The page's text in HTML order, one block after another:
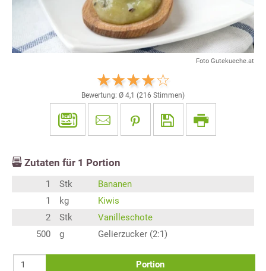
Foto Gutekueche.at
Bewertung: Ø 4,1 (216 Stimmen)
Zutaten für 1 Portion
1 Stk
Bananen
1
kg
Kiwis
2
Stk
Vanilleschote
500
g Gelierzucker (2:1)
Portion